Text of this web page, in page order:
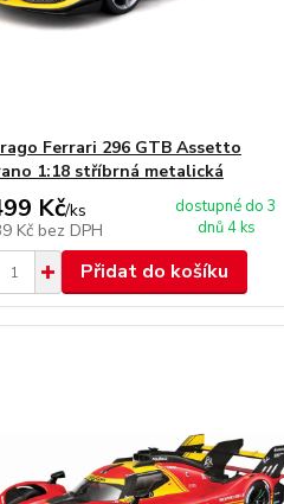
Ferrari 296 GTB Assetto
1:18 stříbrná metalická
Kč/ks
Kč bez DPH
dostupné do 3
dnů 4 ks
Přidat do košíku